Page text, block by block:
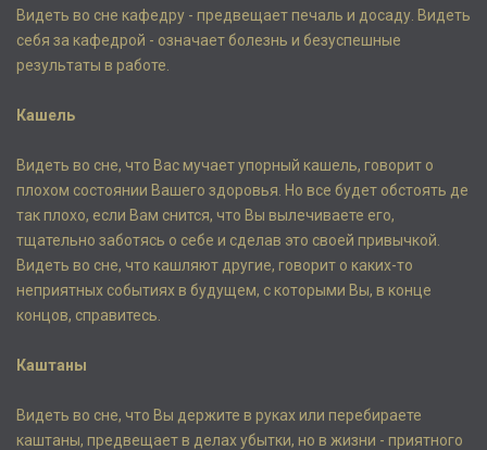
Видеть во сне кафедру - предвещает печаль и досаду. Видеть
себя за кафедрой - означает болезнь и безуспешные
результаты в работе.
Кашель
Видеть во сне, что Вас мучает упорный кашель, говорит о
плохом состоянии Вашего здоровья. Но все будет обстоять де
так плохо, если Вам снится, что Вы вылечиваете его,
тщательно заботясь о себе и сделав это своей привычкой.
Видеть во сне, что кашляют другие, говорит о каких-то
неприятных событиях в будущем, с которыми Вы, в конце
концов, справитесь.
Каштаны
Видеть во сне, что Вы держите в руках или перебираете
каштаны, предвещает в делах убытки, но в жизни - приятного